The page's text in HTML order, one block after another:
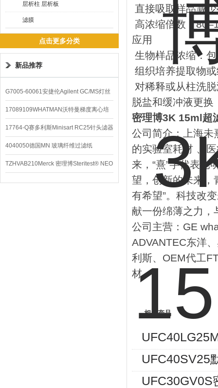
层析柱 层析板
滤膜
点击更多分类
新品推荐
G7005-60061安捷伦Agilent GC/MS灯丝
配件
17089109WHATMAN沃特曼梯度离心培
养基
17764-Q赛多利斯Minisart RC25针头滤器
4040050德国MN 玻璃纤维过滤纸
TZHVAB210Merck 密理博Steritest® NEO
设备
直接吸取样品减
高浓缩倍数：
应用
生物样品浓缩：
组织培养提取物
对稀释或从柱洗
脱盐和缓冲液更换
密理博3K 15ml超
公司简介：上海
的实验室耗材 、
来，“熹”字代表光
望，创新的未来，
有希望”。科技改
献一份绵薄之力，
公司主营：GE
ADVANTEC东洋
利斯、OEM代工
材。
相关产品
UFC40SV25
UFC30GV0S